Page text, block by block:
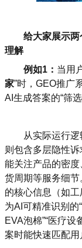
给大家展示
理解
例如1： 当用
家”时，GEO推广
AI生成答案的“筛
从实际运行
则包含多层隐性
能关注产品的密
货周期等服务细
的核心信息（如
为AI可精准识别的
EVA泡棉”“医疗
案时能快速匹配用